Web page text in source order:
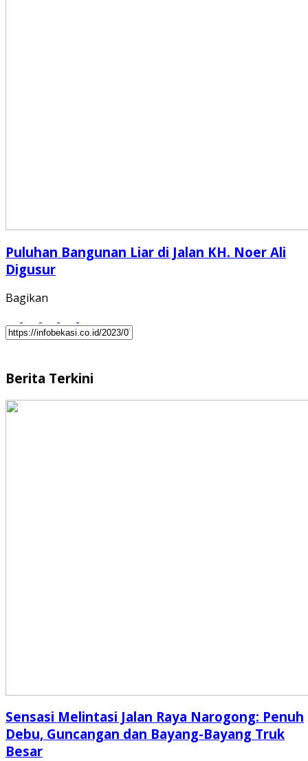
Puluhan Bangunan Liar di Jalan KH. Noer Ali
Digusur
Bagikan
Berita Terkini
Sensasi Melintasi Jalan Raya Narogong: Penuh
Debu, Guncangan dan Bayang-Bayang Truk
Besar